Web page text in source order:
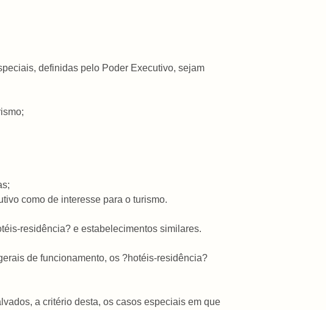
definidas pelo Poder Executivo, sejam
como de interesse para o turismo.
residência? e estabelecimentos similares.
de funcionamento, os ?hotéis-residência?
a critério desta, os casos especiais em que